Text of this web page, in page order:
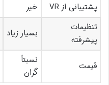
پشتیبانی از VR
خیر
تنظیمات
پیشرفته
بسیار زیاد
قیمت
نسبتاً
گران